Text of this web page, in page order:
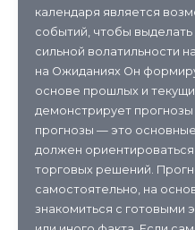
календаря является
событий, чтобы
сильной волатильности
на Ожиданиях Он
основе прошлых и
демонстрирует
прогнозы — это
должен
торговых решений.
самостоятельно, на
знакомиться с готовыми